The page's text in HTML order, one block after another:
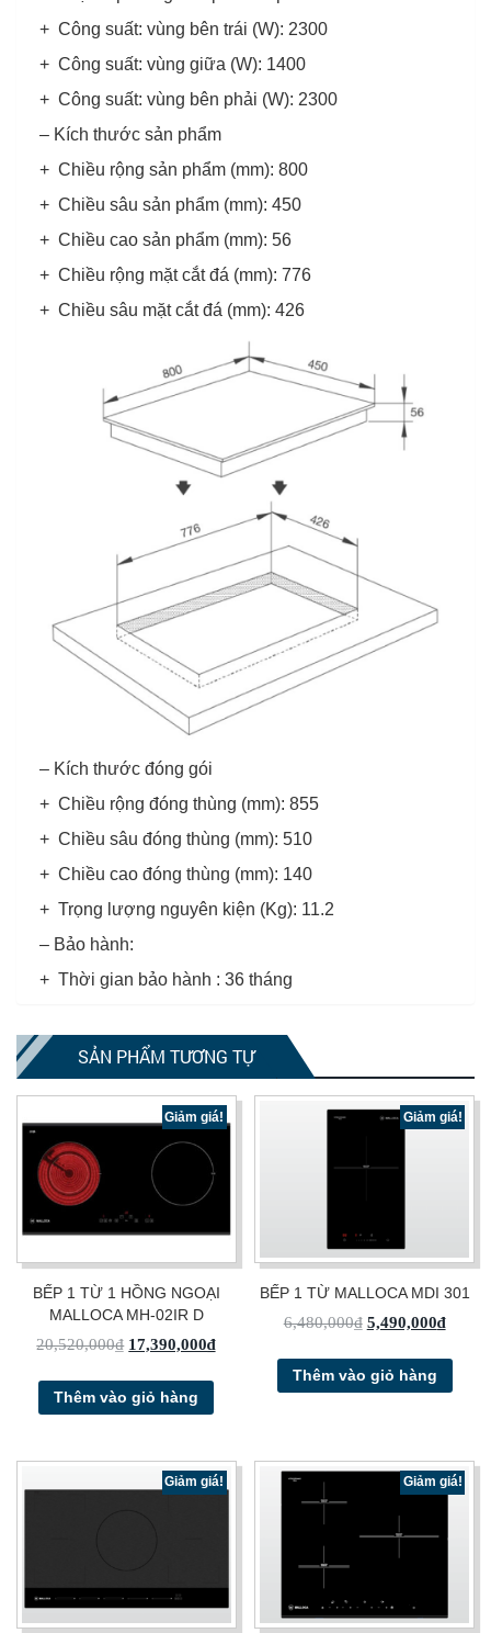
+ Công suất: vùng bên trái (W): 2300
+ Công suất: vùng giữa (W): 1400
+ Công suất: vùng bên phải (W): 2300
– Kích thước sản phẩm
+ Chiều rộng sản phẩm (mm): 800
+ Chiều sâu sản phẩm (mm): 450
+ Chiều cao sản phẩm (mm): 56
+ Chiều rộng mặt cắt đá (mm): 776
+ Chiều sâu mặt cắt đá (mm): 426
– Kích thước đóng gói
+ Chiều rộng đóng thùng (mm): 855
+ Chiều sâu đóng thùng (mm): 510
+ Chiều cao đóng thùng (mm): 140
+ Trọng lượng nguyên kiện (Kg): 11.2
– Bảo hành:
+ Thời gian bảo hành : 36 tháng
SẢN PHẨM TƯƠNG TỰ
Giảm giá!
BẾP 1 TỪ 1 HỒNG NGOẠI
MALLOCA MH-02IR D
20,520,000₫ 17,390,000₫
Thêm vào giỏ hàng
Giảm giá!
BẾP 1 TỪ MALLOCA MDI 301
6,480,000₫ 5,490,000₫
Thêm vào giỏ hàng
Giảm giá! Giảm giá!